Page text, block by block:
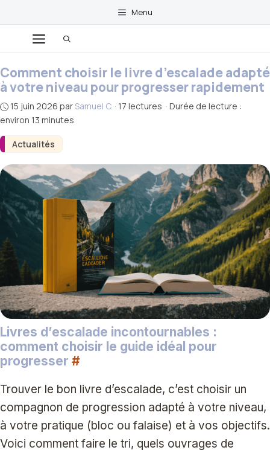
au
contenu
Menu
Menu
Actualités
Comment choisir le livre d’escalade adapté
à votre niveau pour progresser rapidement
15 juin 2026 parSamuel C. · 17 lectures · Durée de lecture :
environ 13 minutes
Livres d’escalade incontournables :
comment choisir le guide idéal pour
progresser #
Trouver le bon livre d’escalade, c’est choisir un
compagnon de progression adapté à votre niveau,
à votre pratique (bloc ou falaise) et à vos objectifs.
Voici comment faire le tri, quels ouvrages de